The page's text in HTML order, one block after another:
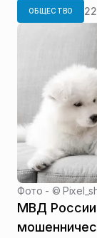
ОБЩЕСТВО
Фото - ©
МВД России